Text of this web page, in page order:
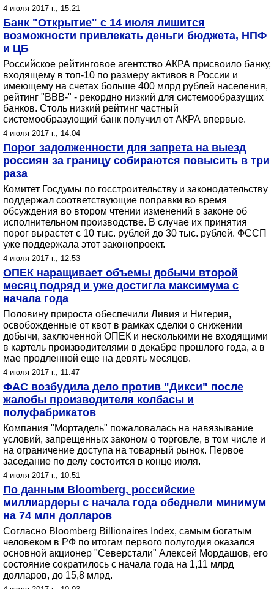
4 июля 2017 г., 15:21
Банк "Открытие" с 14 июля лишится
возможности привлекать деньги бюджета, НПФ
и ЦБ
Российское рейтинговое агентство АКРА присвоило банку,
входящему в топ-10 по размеру активов в России и
имеющему на счетах больше 400 млрд рублей населения,
рейтинг "BBB-" - рекордно низкий для системообразущих
банков. Cтоль низкий рейтинг частный
системообразующий банк получил от АКРА впервые.
4 июля 2017 г., 14:04
Порог задолженности для запрета на выезд
россиян за границу собираются повысить в три
раза
Комитет Госдумы по госстроительству и законодательству
поддержал соответствующие поправки во время
обсуждения во втором чтении изменений в законе об
исполнительном производстве. В случае их принятия
порог вырастет с 10 тыс. рублей до 30 тыс. рублей. ФССП
уже поддержала этот законопроект.
4 июля 2017 г., 12:53
ОПЕК наращивает объемы добычи второй
месяц подряд и уже достигла максимума с
начала года
Половину прироста обеспечили Ливия и Нигерия,
освобожденные от квот в рамках сделки о снижении
добычи, заключенной ОПЕК и несколькими не входящими
в картель производителями в декабре прошлого года, а в
мае продленной еще на девять месяцев.
4 июля 2017 г., 11:47
ФАС возбудила дело против "Дикси" после
жалобы производителя колбасы и
полуфабрикатов
Компания "Мортадель" пожаловалась на навязывание
условий, запрещенных законом о торговле, в том числе и
на ограничение доступа на товарный рынок. Первое
заседание по делу состоится в конце июля.
4 июля 2017 г., 10:51
По данным Bloomberg, российские
миллиардеры с начала года обеднели минимум
на 74 млн долларов
Согласно Bloomberg Billionaires Index, самым богатым
человеком в РФ по итогам первого полугодия оказался
основной акционер "Северстали" Алексей Мордашов, его
состояние сократилось с начала года на 1,11 млрд
долларов, до 15,8 млрд.